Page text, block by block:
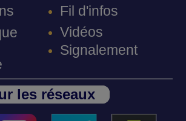
Fil d'infos
Vidéos
Signalement
les réseaux